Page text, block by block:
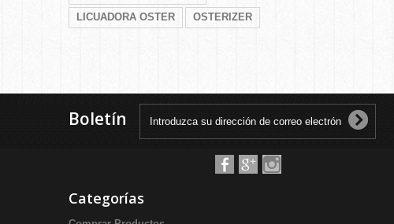
LICUADORA OSTER
OSTERIZER
Boletín
Categorías